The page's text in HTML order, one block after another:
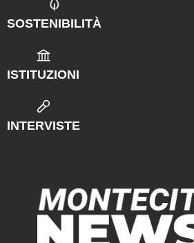
SOSTENIBILITÀ
ISTITUZIONI
INTERVISTE